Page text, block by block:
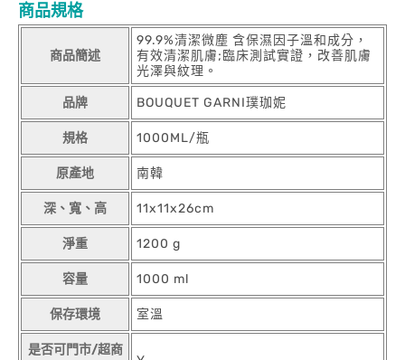
商品規格
商品簡述
99.9%清潔微塵 含保濕因子溫和成分，
有效清潔肌膚;臨床測試實證，改善肌膚
光澤與紋理。
品牌 BOUQUET GARNI璞珈妮
規格 1000ML/瓶
原產地 南韓
深、寬、高 11x11x26cm
淨重 1200 g
容量 1000 ml
保存環境 室溫
是否可門市/超商